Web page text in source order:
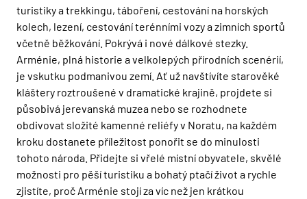
turistiky a trekkingu, táboření, cestování na horských
kolech, lezení, cestování terénními vozy a zimních sportů
včetně běžkování. Pokrývá i nové dálkové stezky.
Arménie, plná historie a velkolepých přírodních scenérií,
je vskutku podmanivou zemí. Ať už navštívíte starověké
kláštery roztroušené v dramatické krajině, projdete si
působivá jerevanská muzea nebo se rozhodnete
obdivovat složité kamenné reliéfy v Noratu, na každém
kroku dostanete příležitost ponořit se do minulosti
tohoto národa. Přidejte si vřelé místní obyvatele, skvělé
možnosti pro pěší turistiku a bohatý ptačí život a rychle
zjistíte, proč Arménie stojí za víc než jen krátkou